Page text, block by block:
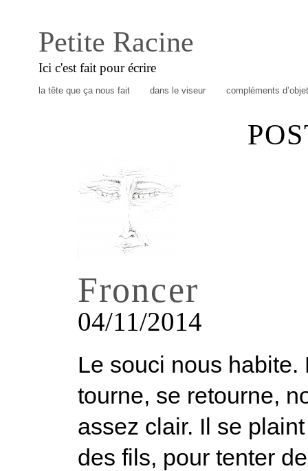
Petite Racine
Ici c'est fait pour écrire
la tête que ça nous fait dans le viseur compléments
Froncer
04/11/2014
Le souci nous
tourne, se retourne,
assez clair. Il se
des fils, pour tenter